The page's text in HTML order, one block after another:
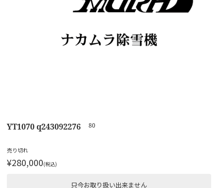
YT1070 q243092276 80
売り切れ
¥280,000(税込)
只今お取り扱い出来ません